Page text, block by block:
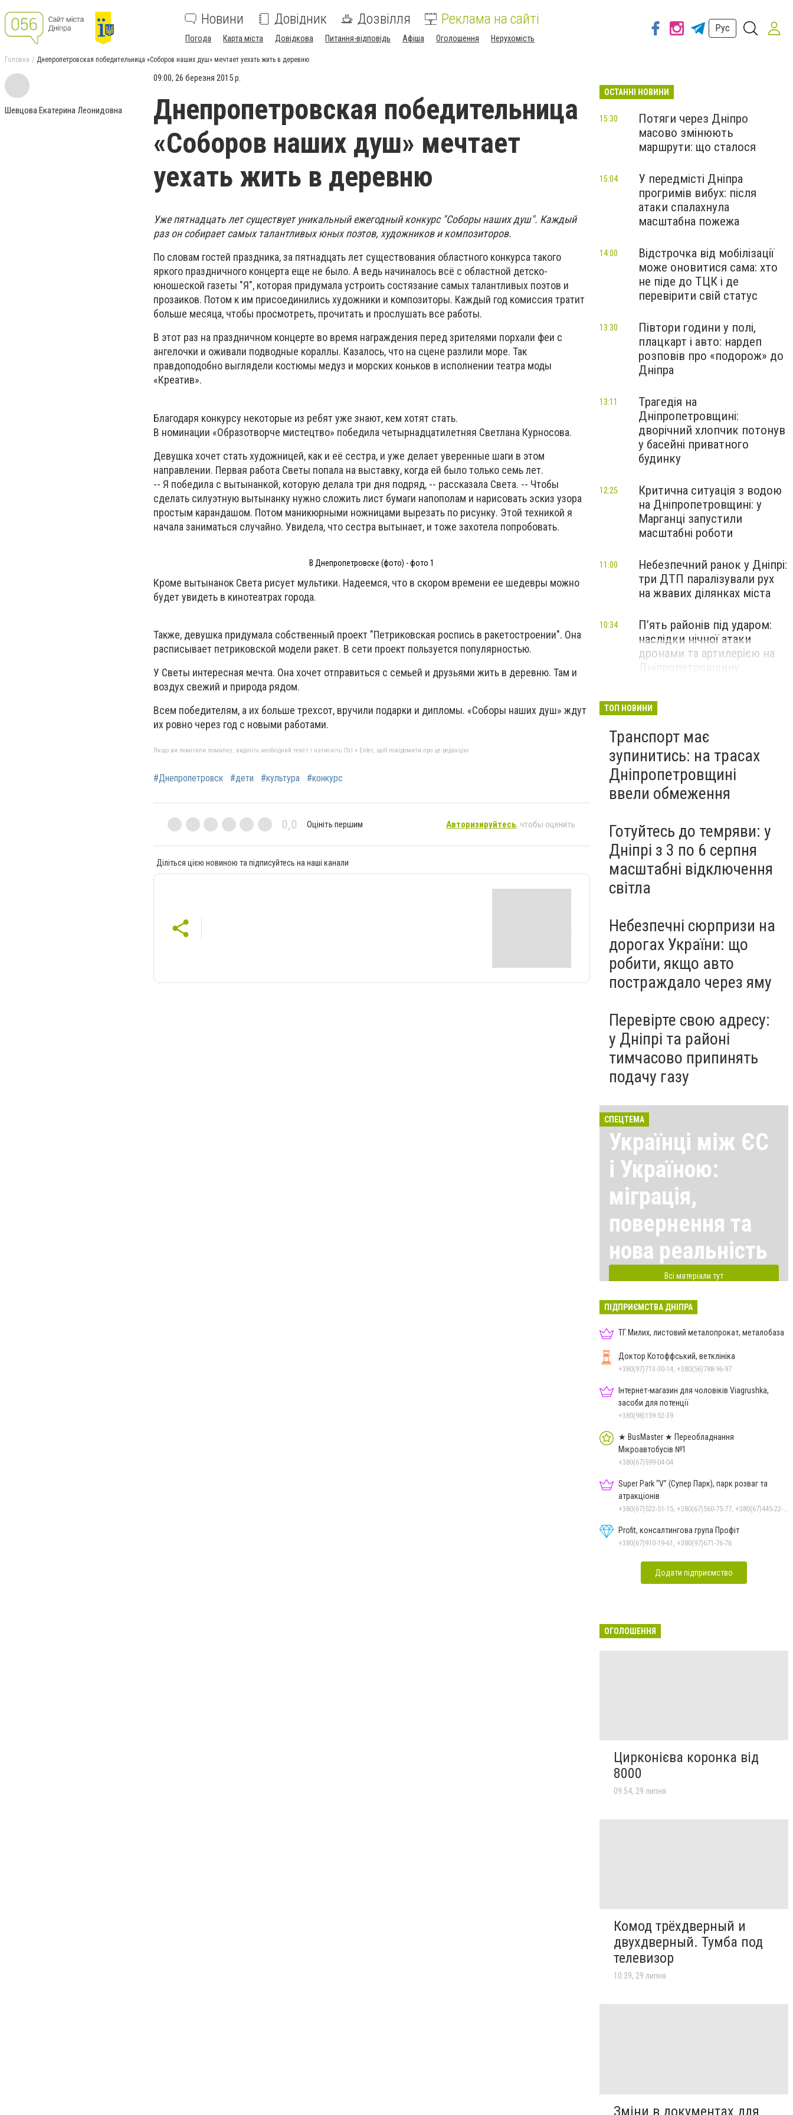
Новини Довідник Дозвілля Реклама на сайті
Погода Карта міста Довідкова Питання-відповідь Афіша Оголошення Нерухомість
Рус
Головна Днепропетровская победительница «Соборов наших душ» мечтает уехать жить в деревню
Шевцова Екатерина Леонидовна
09:00, 26 березня 2015 р.
Днепропетровская победительница
«Соборов наших душ» мечтает
уехать жить в деревню
Уже пятнадцать лет существует уникальный ежегодный конкурс "Соборы наших душ". Каждый
раз он собирает самых талантливых юных поэтов, художников и композиторов.
По словам гостей праздника, за пятнадцать лет существования областного конкурса такого
яркого праздничного концерта еще не было. А ведь начиналось всё с областной детско-
юношеской газеты "Я", которая придумала устроить состязание самых талантливых поэтов и
прозаиков. Потом к им присоединились художники и композиторы. Каждый год комиссия тратит
больше месяца, чтобы просмотреть, прочитать и прослушать все работы.
В этот раз на праздничном концерте во время награждения перед зрителями порхали феи с
ангелочки и оживали подводные кораллы. Казалось, что на сцене разлили море. Так
правдоподобно выглядели костюмы медуз и морских коньков в исполнении театра моды
«Креатив».
Благодаря конкурсу некоторые из ребят уже знают, кем хотят стать.
В номинации «Образотворче мистецтво» победила четырнадцатилетняя Светлана Курносова.
Девушка хочет стать художницей, как и её сестра, и уже делает уверенные шаги в этом
направлении. Первая работа Светы попала на выставку, когда ей было только семь лет.
-- Я победила с вытынанкой, которую делала три дня подряд, -- рассказала Света. -- Чтобы
сделать силуэтную вытынанку нужно сложить лист бумаги напополам и нарисовать эскиз узора
простым карандашом. Потом маникюрными ножницами вырезать по рисунку. Этой техникой я
начала заниматься случайно. Увидела, что сестра вытынает, и тоже захотела попробовать.
В Днепропетровске (фото) - фото 1
Кроме вытынанок Света рисует мультики. Надеемся, что в скором времени ее шедевры можно
будет увидеть в кинотеатрах города.
Также, девушка придумала собственный проект "Петриковская роспись в ракетостроении". Она
расписывает петриковской модели ракет. В сети проект пользуется популярностью.
У Светы интересная мечта. Она хочет отправиться с семьей и друзьями жить в деревню. Там и
воздух свежий и природа рядом.
Всем победителям, а их больше трехсот, вручили подарки и дипломы. «Соборы наших душ» ждут
их ровно через год с новыми работами.
Якщо ви помітили помилку, виділіть необхідний текст і натисніть Ctrl + Enter, щоб повідомити про це редакцію
#Днепропетровск #дети #культура #конкурс
0,0 Оцініть першим Авторизируйтесь, чтобы оценить
Діліться цією новиною та підписуйтесь на наші канали
ОСТАННІ НОВИНИ
Потяги через Дніпро
масово змінюють
маршрути: що сталося
15:30
У передмісті Дніпра
прогримів вибух: після
атаки спалахнула
масштабна пожежа
15:04
Відстрочка від мобілізації
може оновитися сама: хто
не піде до ТЦК і де
перевірити свій статус
14:00
Півтори години у полі,
плацкарт і авто: нардеп
розповів про «подорож» до
Дніпра
13:30
Трагедія на
Дніпропетровщині:
дворічний хлопчик потонув
у басейні приватного
будинку
13:11
Критична ситуація з водою
на Дніпропетровщині: у
Марганці запустили
масштабні роботи
12:25
Небезпечний ранок у Дніпрі:
три ДТП паралізували рух
на жвавих ділянках міста
11:00
П’ять районів під ударом:
наслідки нічної атаки
дронами та артилерією на
Дніпропетровщину
10:34
ТОП НОВИНИ
Транспорт має
зупинитись: на трасах
Дніпропетровщині
ввели обмеження
Готуйтесь до темряви: у
Дніпрі з 3 по 6 серпня
масштабні відключення
світла
Небезпечні сюрпризи на
дорогах України: що
робити, якщо авто
постраждало через яму
Перевірте свою адресу:
у Дніпрі та районі
тимчасово припинять
подачу газу
СПЕЦТЕМА
Українці між ЄС
і Україною:
міграція,
повернення та
нова реальність
Всі матеріали тут
ПІДПРИЄМСТВА ДНІПРА
ТГ Милих, листовий металопрокат, металобаза
Доктор Котоффський, ветклініка
+380(97)713-30-14, +380(56)788-96-97
Інтернет-магазин для чоловіків Viagrushka,
засоби для потенції
+380(98)159-52-39
★ BusMaster ★ Переобладнання
Мікроавтобусів №1
+380(67)599-04-04
Super Park “V” (Супер Парк), парк розваг та
атракціонів
Profit, консалтингова група Профіт
+380(67)910-19-61, +380(97)671-76-76
Додати підприємство
ОГОЛОШЕННЯ
Цирконієва коронка від
8000
09:54, 29 липня
Комод трёхдверный и
двухдверный. Тумба под
телевизор
10:39, 29 липня
Зміни в документах для